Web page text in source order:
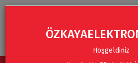
Hoşgeldiniz